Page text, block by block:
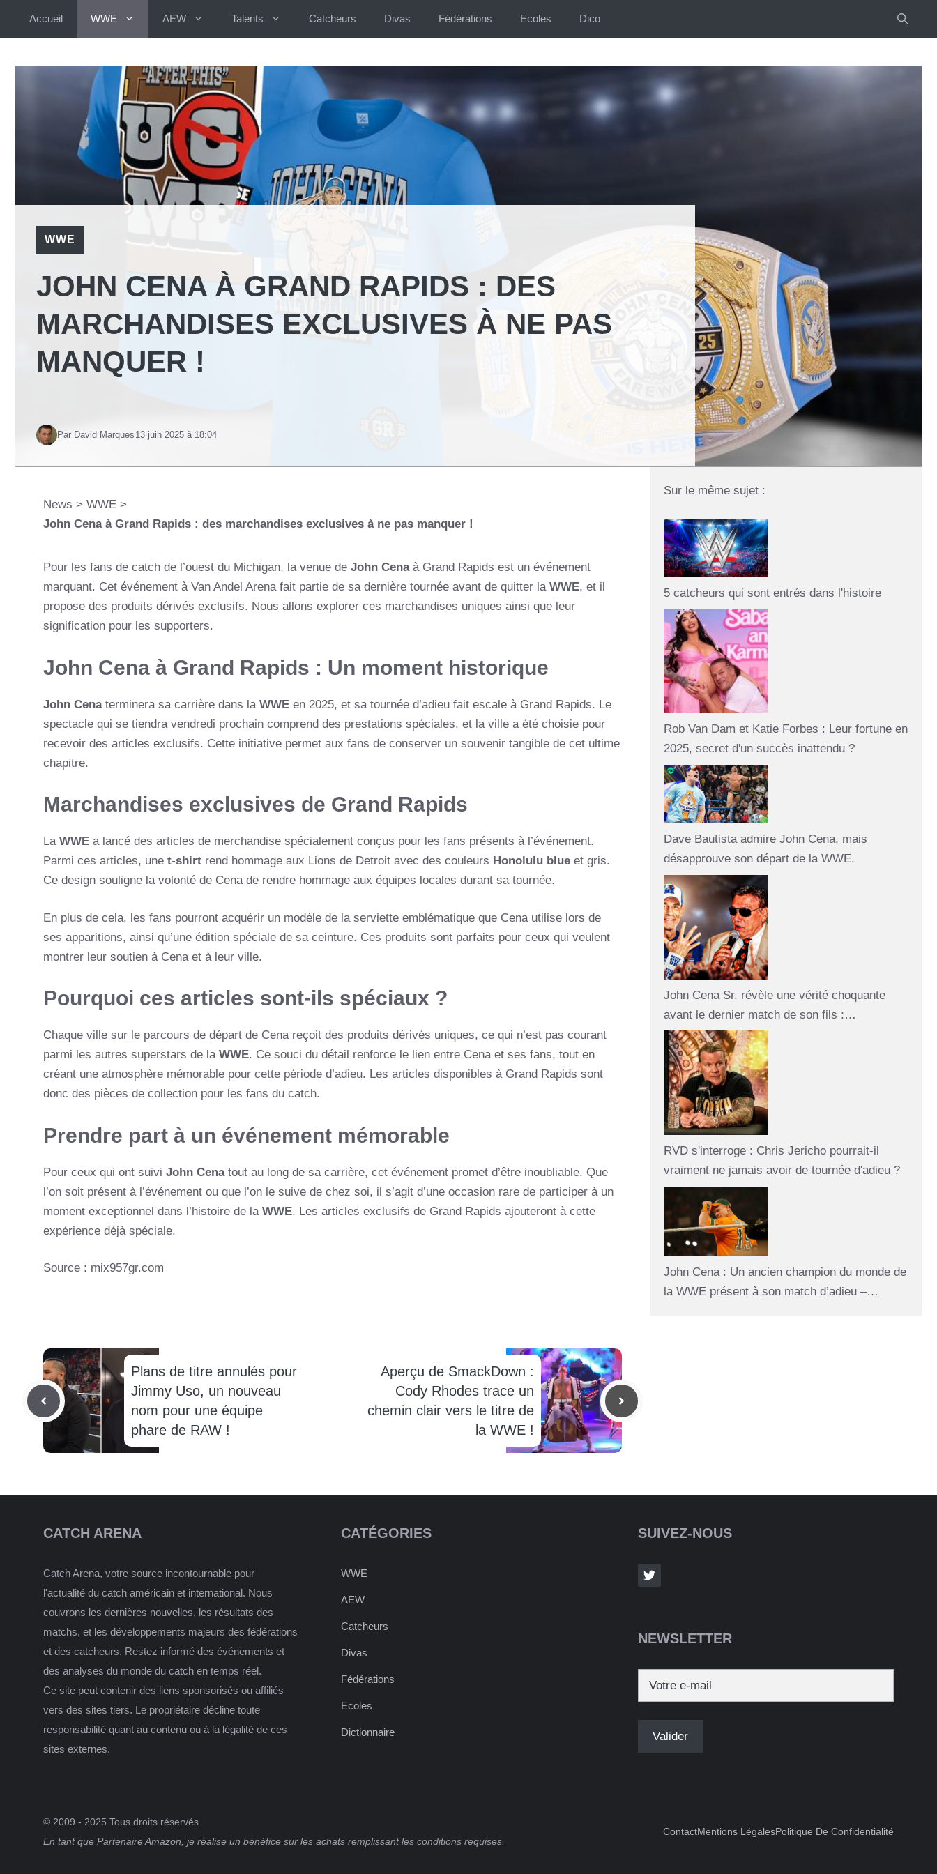
Accueil WWE AEW Talents Catcheurs Divas Fédérations Ecoles Dico
WWE
JOHN CENA À GRAND RAPIDS : DES
MARCHANDISES EXCLUSIVES À NE PAS
MANQUER !
Par David Marques 13 juin 2025 à 18:04
News > WWE >
John Cena à Grand Rapids : des marchandises exclusives à ne pas manquer !
Pour les fans de catch de l’ouest du Michigan, la venue de John Cenaà Grand Rapids est un événement
marquant. Cet événement à Van Andel Arena fait partie de sa dernière tournée avant de quitter la WWE, et il
propose des produits dérivés exclusifs. Nous allons explorer ces marchandises uniques ainsi que leur
signification pour les supporters.
John Cena à Grand Rapids : Un moment historique
John Cenaterminera sa carrière dans la WWE en 2025, et sa tournée d’adieu fait escale à Grand Rapids. Le
spectacle qui se tiendra vendredi prochain comprend des prestations spéciales, et la ville a été choisie pour
recevoir des articles exclusifs. Cette initiative permet aux fans de conserver un souvenir tangible de cet ultime
chapitre.
Marchandises exclusives de Grand Rapids
La WWE a lancé des articles de merchandise spécialement conçus pour les fans présents à l’événement.
Parmi ces articles, une t-shirt rend hommage aux Lions de Detroit avec des couleurs Honolulu blue et gris.
Ce design souligne la volonté de Cena de rendre hommage aux équipes locales durant sa tournée.
En plus de cela, les fans pourront acquérir un modèle de la serviette emblématique que Cena utilise lors de
ses apparitions, ainsi qu’une édition spéciale de sa ceinture. Ces produits sont parfaits pour ceux qui veulent
montrer leur soutien à Cena et à leur ville.
Pourquoi ces articles sont-ils spéciaux ?
Chaque ville sur le parcours de départ de Cena reçoit des produits dérivés uniques, ce qui n’est pas courant
parmi les autres superstars de la WWE. Ce souci du détail renforce le lien entre Cena et ses fans, tout en
créant une atmosphère mémorable pour cette période d’adieu. Les articles disponibles à Grand Rapids sont
donc des pièces de collection pour les fans du catch.
Prendre part à un événement mémorable
Pour ceux qui ont suivi John Cenatout au long de sa carrière, cet événement promet d’être inoubliable. Que
l’on soit présent à l’événement ou que l’on le suive de chez soi, il s’agit d’une occasion rare de participer à un
moment exceptionnel dans l’histoire de la WWE. Les articles exclusifs de Grand Rapids ajouteront à cette
expérience déjà spéciale.
Source : mix957gr.com
Plans de titre annulés pour
Jimmy Uso, un nouveau
nom pour une équipe
phare de RAW !
Aperçu de SmackDown :
Cody Rhodes trace un
chemin clair vers le titre de
la WWE !
Sur le même sujet :
5 catcheurs qui sont entrés dans l'histoire
Rob Van Dam et Katie Forbes : Leur fortune en
2025, secret d'un succès inattendu ?
Dave Bautista admire John Cena, mais
désapprouve son départ de la WWE.
John Cena Sr. révèle une vérité choquante
avant le dernier match de son fils :…
RVD s'interroge : Chris Jericho pourrait-il
vraiment ne jamais avoir de tournée d'adieu ?
John Cena : Un ancien champion du monde de
la WWE présent à son match d’adieu –…
CATCH ARENA
Catch Arena, votre source incontournable pour
l'actualité du catch américain et international. Nous
couvrons les dernières nouvelles, les résultats des
matchs, et les développements majeurs des fédérations
et des catcheurs. Restez informé des événements et
des analyses du monde du catch en temps réel.
Ce site peut contenir des liens sponsorisés ou affiliés
vers des sites tiers. Le propriétaire décline toute
responsabilité quant au contenu ou à la légalité de ces
sites externes.
CATÉGORIES
WWE
AEW
Catcheurs
Divas
Fédérations
Ecoles
Dictionnaire
SUIVEZ-NOUS
NEWSLETTER
© 2009 - 2025 Tous droits réservés
En tant que Partenaire Amazon, je réalise un bénéfice sur les achats remplissant les conditions requises.
ContactMentions LégalesPolitique De Confidentialité